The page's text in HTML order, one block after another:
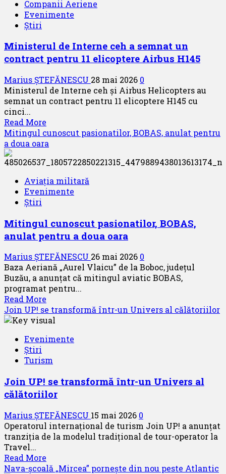
aviației
românești
Bruxelles
de
ACAR
Companii Aeriene
Evenimente
Știri
Ministerul de Interne ceh a semnat un
contract pentru 11 elicoptere Airbus H145
Marius ȘTEFĂNESCU 28 mai 2026 0
Ministerul de Interne ceh și Airbus Helicopters au
semnat un contract pentru 11 elicoptere H145 cu
cinci...
Read More
more
about
de
ceh
a
contract
pentru
elicoptere
Airbus
H145
Mitingul cunoscut pasionatilor, BOBAS, anulat pentru
a doua oara
Aviația militară
Evenimente
Știri
Mitingul cunoscut pasionatilor, BOBAS,
anulat pentru a doua oara
Marius ȘTEFĂNESCU 26 mai 2026 0
Baza Aeriană „Aurel Vlaicu” de la Boboc, județul
Buzău, a anunțat că mitingul aviatic BOBAS,
programat pentru...
Read More
more
about
cunoscut
BOBAS,
pentru
a
oara
Join UP! se transformă într-un Univers al călătoriilor
Evenimente
Știri
Turism
Join UP! se transformă într-un Univers al
călătoriilor
Marius ȘTEFĂNESCU 15 mai 2026 0
Operatorul internațional de turism Join UP! a anunțat
tranziția de la modelul tradițional de tour-operator la
Travel...
Read More
more
Nava-școală „Mircea” pornește din nou peste Atlantic